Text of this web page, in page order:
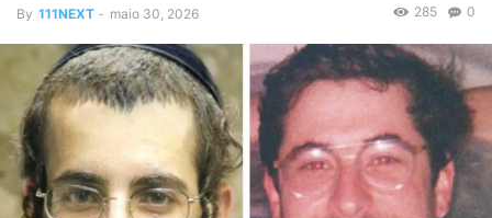
By 111NEXT - maio 30, 2026 0
285